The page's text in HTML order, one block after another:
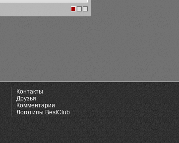
Контакты
Друзья
Комментарии
Логотипы BestClub